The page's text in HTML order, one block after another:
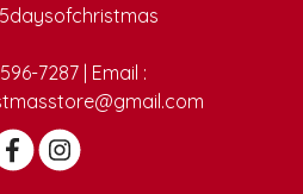
7287 | Email :